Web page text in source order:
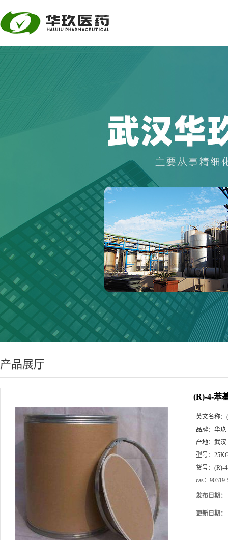
产品展厅
(R)-4-苯
英文名称：
品牌： 华玖
产地： 武汉
型号：
货号： (R)-
cas：
发布日期：
更新日期：